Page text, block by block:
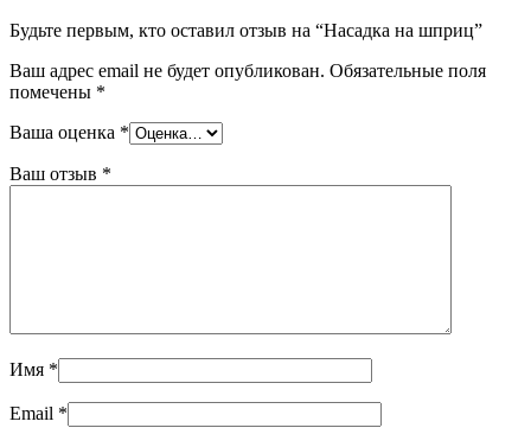
Будьте первым, кто оставил отзыв на “Насадка на шприц”
Ваш адрес email не будет опубликован. Обязательные поля
помечены *
Ваша оценка *
Ваш отзыв *
Имя *
Email *